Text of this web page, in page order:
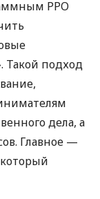
РРО
подход
дела, а
Главное —